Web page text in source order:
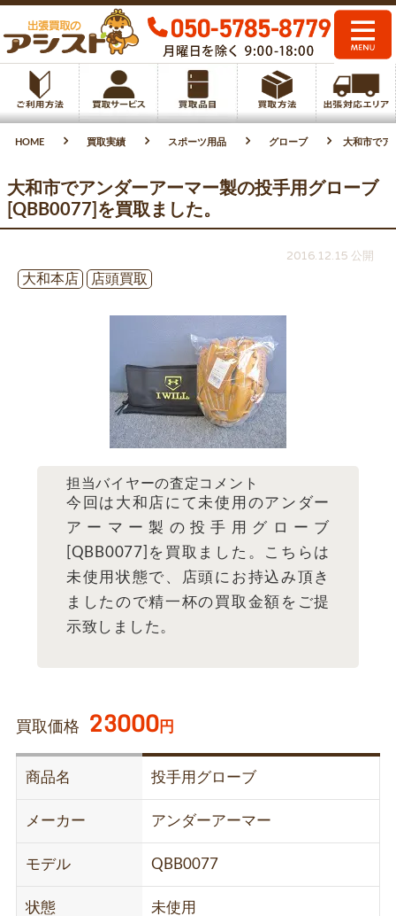
HOME 買取実績 スポーツ用品 グローブ 大和市でア
大和市でアンダーアーマー製の投手用グローブ
[QBB0077]を買取ました。
2016.12.15 公開
大和本店
店頭買取
担当バイヤーの査定コメント
今回は大和店にて未使用のアンダー
アーマー製の投手用グローブ
[QBB0077]を買取ました。こちらは
未使用状態で、店頭にお持込み頂き
ましたので精一杯の買取金額をご提
示致しました。
買取価格 23000円
商品名 投手用グローブ
メーカー アンダーアーマー
モデル QBB0077
状態 未使用